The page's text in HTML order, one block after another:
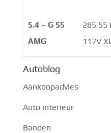
5.4 – G 55
AMG
285 55
117V
Autoblog
Aankoopadvies
Auto interieur
Banden